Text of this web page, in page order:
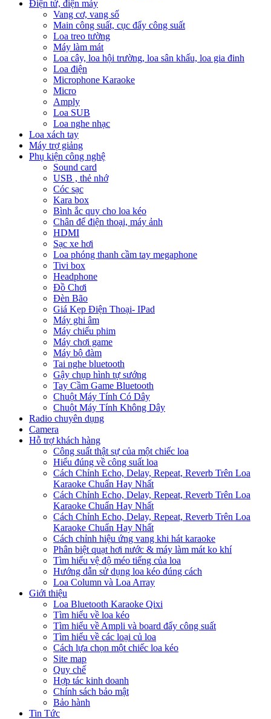
Điện tử, điện máy
Vang cơ, vang số
Main công suất, cục đẩy công suất
Loa treo tường
Máy làm mát
Loa cây, loa hội trường, loa sân khấu, loa gia đinh
Loa điện
Microphone Karaoke
Micro
Amply
Loa SUB
Loa nghe nhạc
Loa xách tay
Máy trợ giảng
Phụ kiện công nghệ
Sound card
USB , thẻ nhớ
Cóc sạc
Kara box
Bình ắc quy cho loa kéo
Chân để điện thoại, máy ảnh
HDMI
Sạc xe hơi
Loa phóng thanh cầm tay megaphone
Tivi box
Headphone
Đồ Chơi
Đèn Bão
Giá Kẹp Điện Thoại- IPad
Máy ghi âm
Máy chiếu phim
Máy chơi game
Máy bộ đàm
Tai nghe bluetooth
Gậy chụp hình tự sướng
Tay Cầm Game Bluetooth
Chuột Máy Tính Có Dây
Chuột Máy Tính Không Dây
Radio chuyên dụng
Camera
Hỗ trợ khách hàng
Công suất thật sự của một chiếc loa
Hiểu đúng về công suất loa
Cách Chỉnh Echo, Delay, Repeat, Reverb Trên Loa
Karaoke Chuẩn Hay Nhất
Cách Chỉnh Echo, Delay, Repeat, Reverb Trên Loa
Karaoke Chuẩn Hay Nhất
Cách Chỉnh Echo, Delay, Repeat, Reverb Trên Loa
Karaoke Chuẩn Hay Nhất
Cách chỉnh hiệu ứng vang khi hát karaoke
Phân biệt quạt hơi nước & máy làm mát ko khí
Tìm hiểu vệ độ méo tiếng của loa
Hướng dẫn sử dụng loa kéo đúng cách
Loa Column và Loa Array
Giới thiệu
Loa Bluetooth Karaoke Qixi
Tìm hiểu về loa kéo
Tìm hiểu về Ampli và board đẩy công suất
Tìm hiểu về các loại củ loa
Cách lựa chọn một chiếc loa kéo
Site map
Quy chế
Hợp tác kinh doanh
Chính sách bảo mật
Bảo hành
Tin Tức